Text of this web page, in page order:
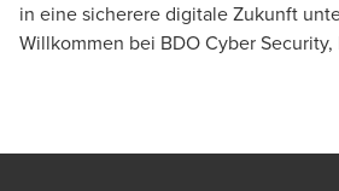
in eine sicherere digitale Zukunft
Willkommen bei BDO Cyber